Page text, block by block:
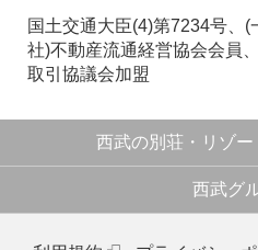
国土交通大臣(4)第7234号、
社)不動産流通経営協会会員
取引協議会加盟
西武の別荘・リゾ
西武グ